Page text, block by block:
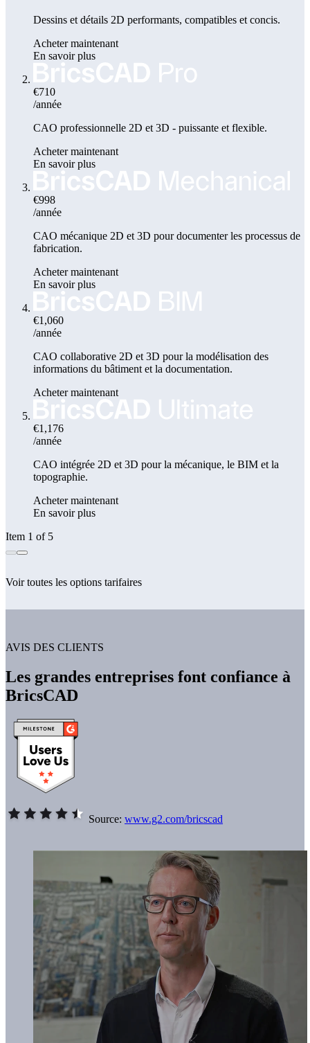
Dessins et détails 2D performants, compatibles et concis.
Acheter maintenant
En savoir plus
€710
/année
CAO professionnelle 2D et 3D - puissante et flexible.
Acheter maintenant
En savoir plus
€998
/année
CAO mécanique 2D et 3D pour documenter les processus de
fabrication.
Acheter maintenant
En savoir plus
€1,060
/année
CAO collaborative 2D et 3D pour la modélisation des
informations du bâtiment et la documentation.
Acheter maintenant
€1,176
/année
CAO intégrée 2D et 3D pour la mécanique, le BIM et la
topographie.
Acheter maintenant
En savoir plus
Item 1 of 5
Voir toutes les options tarifaires
AVIS DES CLIENTS
Les grandes entreprises font confiance à
BricsCAD
Source:www.g2.com/bricscad